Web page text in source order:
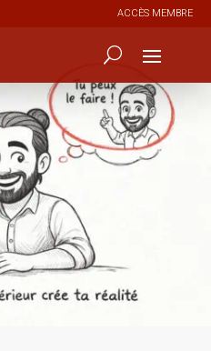
ACCÈS MEMBRE